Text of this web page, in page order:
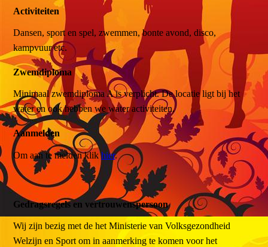
Activiteiten
Dansen, sport en spel, zwemmen, bonte avond, disco,
kampvuur etc.
Zwemdiploma
Minimaal zwemdiploma A is verplicht. De locatie ligt bij het
water en ook hebben we water activiteiten.
Aanmelden
Om aan te melden klikhier.
Gedragsregels en vertrouwenspersoon
Wij zijn bezig met de het Ministerie van Volksgezondheid
Welzijn en Sport om in aanmerking te komen voor het